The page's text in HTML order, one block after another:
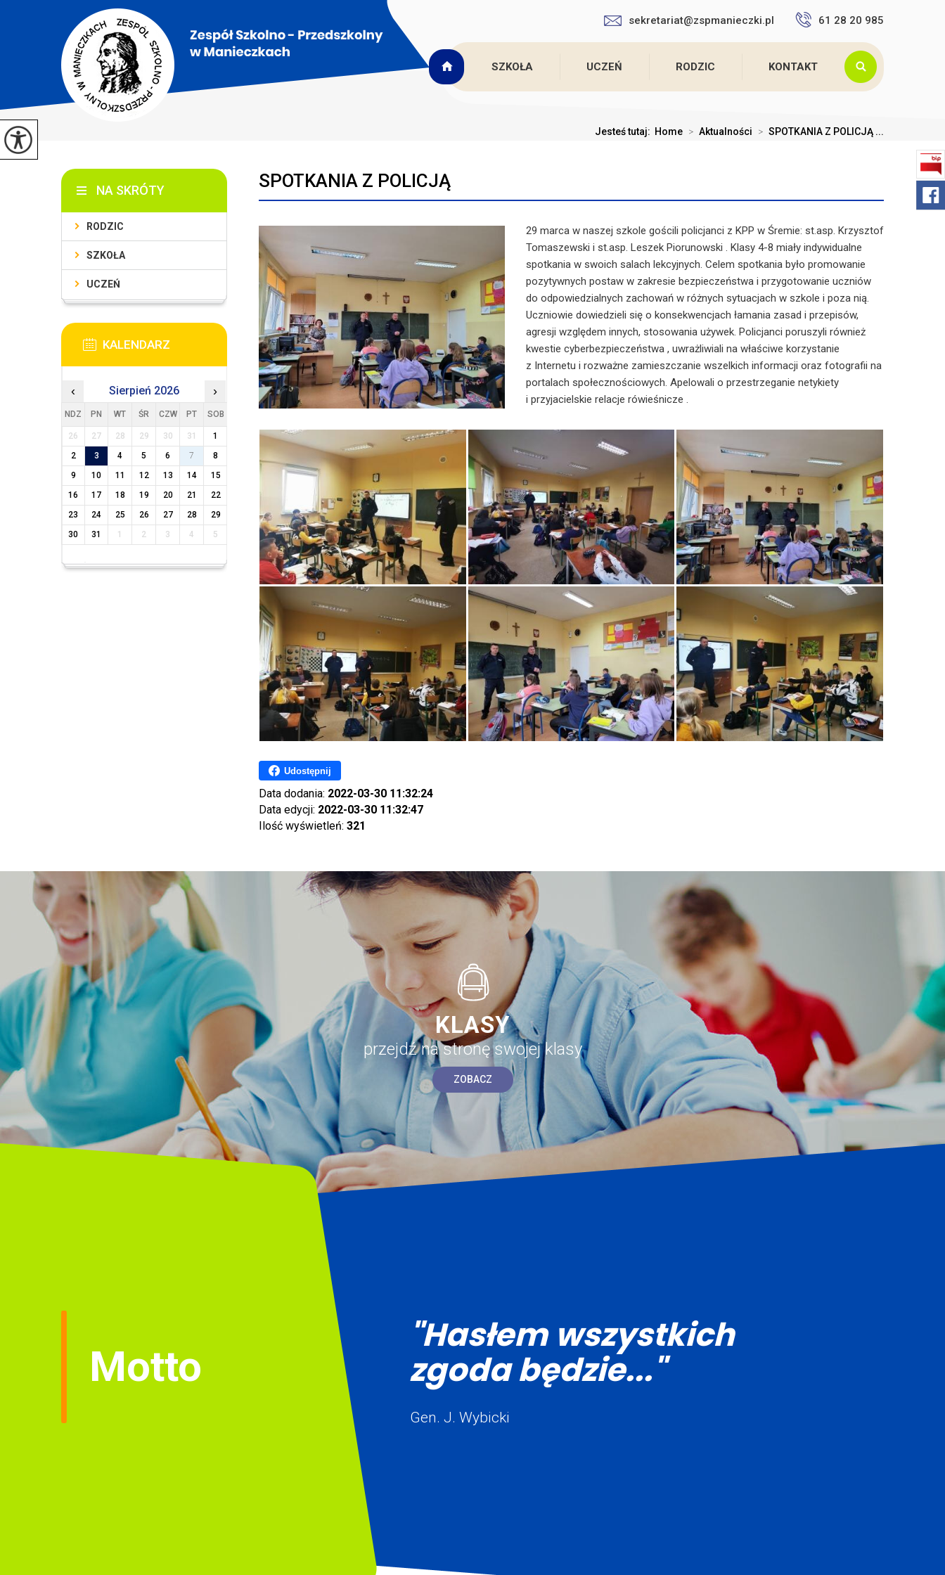
sekretariat@zspmanieczki.pl 61 28 20 985
SZKOŁA UCZEŃ RODZIC KONTAKT
Jesteś tutaj: Home > Aktualności > SPOTKANIA Z POLICJĄ ...
SPOTKANIA Z POLICJĄ
29 marca w naszej szkole gościli policjanci z KPP w Śremie: st.asp. Krzysztof
Tomaszewski i st.asp. Leszek Piorunowski . Klasy 4-8 miały indywidualne
spotkania w swoich salach lekcyjnych. Celem spotkania było promowanie
pozytywnych postaw w zakresie bezpieczeństwa i przygotowanie uczniów
do odpowiedzialnych zachowań w różnych sytuacjach w szkole i poza nią.
Uczniowie dowiedzieli się o konsekwencjach łamania zasad i przepisów,
agresji względem innych, stosowania używek. Policjanci poruszyli również
kwestie cyberbezpieczeństwa , uwrażliwiali na właściwe korzystanie
z Internetu i rozważne zamieszczanie wszelkich informacji oraz fotografii na
portalach społecznościowych. Apelowali o przestrzeganie netykiety
i przyjacielskie relacje rówieśnicze .
Udostępnij
Data dodania: 2022-03-30 11:32:24
Data edycji: 2022-03-30 11:32:47
Ilość wyświetleń: 321
NA SKRÓTY
RODZIC
SZKOŁA
UCZEŃ
KALENDARZ
‹ Sierpień 2026 ›
NDZ PN WT ŚR CZW PT SOB
26 27 28 29 30 31
1
2
3 4 5 6 7
8
9
10 11 12 13 14
15
16
17 18 19 20 21
22
23
24 25 26 27 28
29
30
31 1 2 3 4 5
KLASY
przejdź na stronę swojej klasy
ZOBACZ
"Hasłem wszystkich
zgoda będzie..."
Gen. J. Wybicki